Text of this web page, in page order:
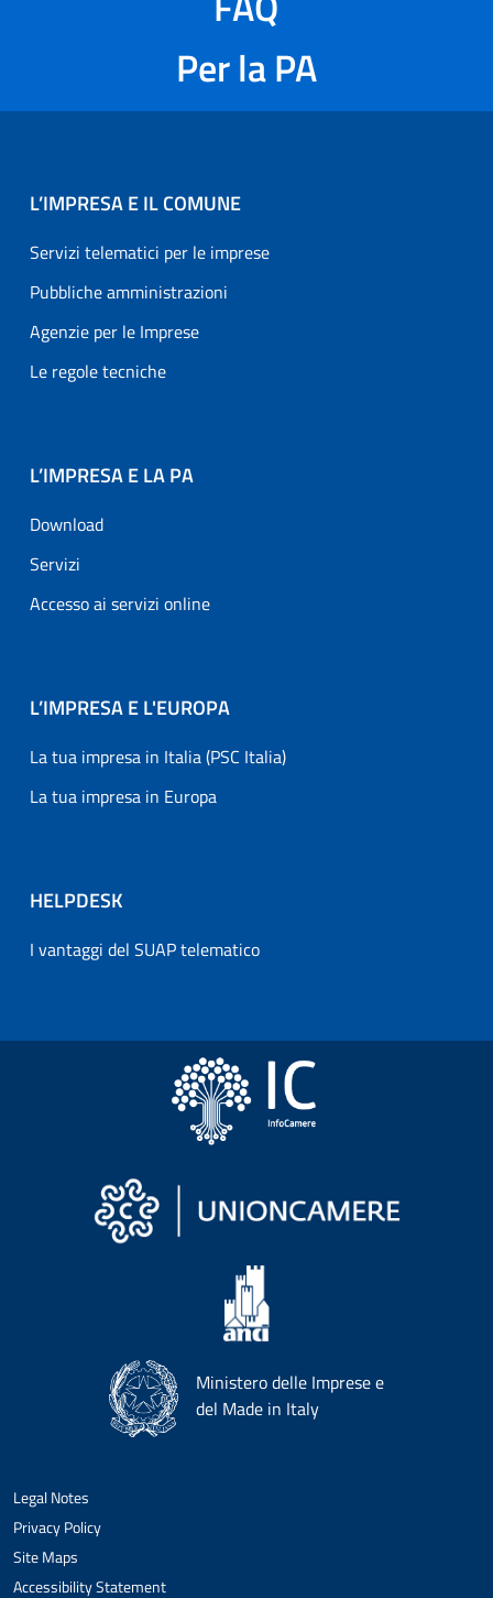
Per la PA
L’IMPRESA E IL COMUNE
Servizi telematici per le imprese
Pubbliche amministrazioni
Agenzie per le Imprese
Le regole tecniche
L’IMPRESA E LA PA
Download
Servizi
Accesso ai servizi online
L’IMPRESA E L'EUROPA
La tua impresa in Italia (PSC Italia)
La tua impresa in Europa
HELPDESK
I vantaggi del SUAP telematico
Ministero delle Imprese e
del Made in Italy
Legal Notes
Privacy Policy
Site Maps
Accessibility Statement